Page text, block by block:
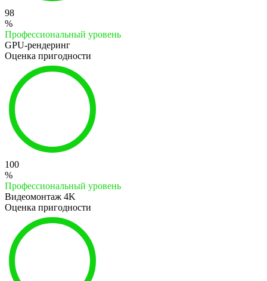
98
%
Профессиональный уровень
GPU-рендеринг
Оценка пригодности
100
%
Профессиональный уровень
Видеомонтаж 4K
Оценка пригодности